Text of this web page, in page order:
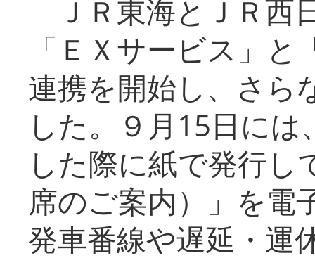
ＪＲ東海とＪＲ西
「ＥＸサービス」
連携を開始し、さら
した。９月15日に
した際に紙で発行し
席のご案内）」を電
発車番線や遅延・運